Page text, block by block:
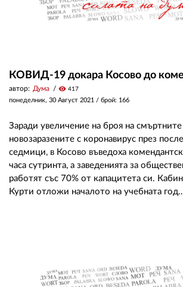
КОВИД-19 докара Косово до
автор: Дума visibility 417
понеделник, 30 Август 2021 / брой: 166
Заради увеличение на броя на
новозаразените с коронавирус през
седмици, в Косово въведоха
часа сутринта, а заведенията за
работят със 70% от капацитета си.
Курти отложи началото на учебната